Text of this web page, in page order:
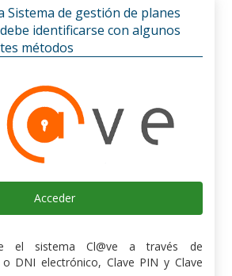
Sistema de gestión de planes
identificarse con algunos
métodos
Acceder
el sistema Cl@ve a través de
DNI electrónico, Clave PIN y Clave